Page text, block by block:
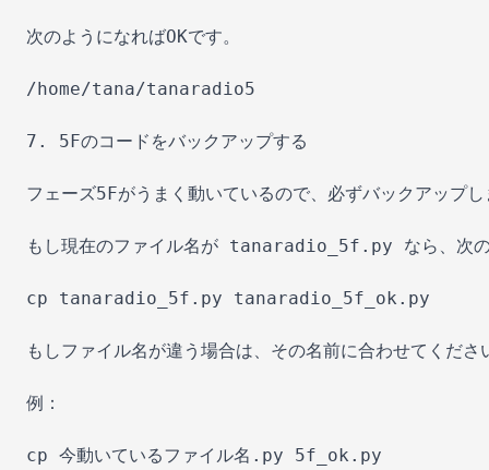
次のようになればOKです。
/home/tana/tanaradio5
7. 5Fのコードをバックアップする
フェーズ5Fがうまく動いているので、必ずバックアップし
もし現在のファイル名が tanaradio_5f.py なら、次の
cp tanaradio_5f.py tanaradio_5f_ok.py
もしファイル名が違う場合は、その名前に合わせてくださ
例：
cp 今動いているファイル名.py 5f_ok.py